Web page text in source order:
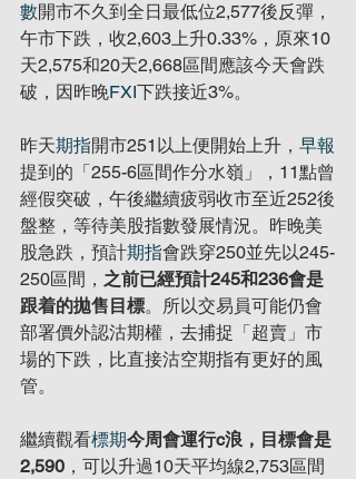
數開市不久到全日最低位2,577後反彈，
午市下跌，收2,603上升0.33%，原來10
天2,575和20天2,668區間應該今天會跌
破，因昨晚FXI下跌接近3%。
昨天期指開市251以上便開始上升， 早報
提到的「255-6區間作分水嶺」，11點曾
經假突破，午後繼續疲弱收市至近252後
盤整，等待美股指數發展情況。昨晚美
股急跌，預計期指會跌穿250並先以245-
250區間， 之前已經預計245和236會是
跟着的拋售目標。所以交易員可能仍會
部署價外認沽期權，去捕捉「超賣」市
場的下跌，比直接沽空期指有更好的風
管。
繼續觀看標期今周會運行c浪，目標會是
2,590 ，可以升過10天平均線2,753區間